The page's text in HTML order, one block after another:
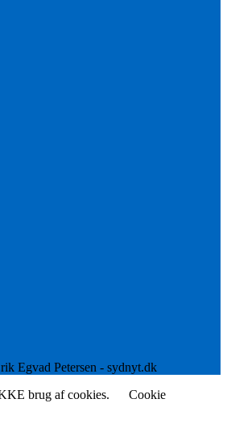
Egvad Petersen - sydnyt.dk
brug af cookies.
Cookie